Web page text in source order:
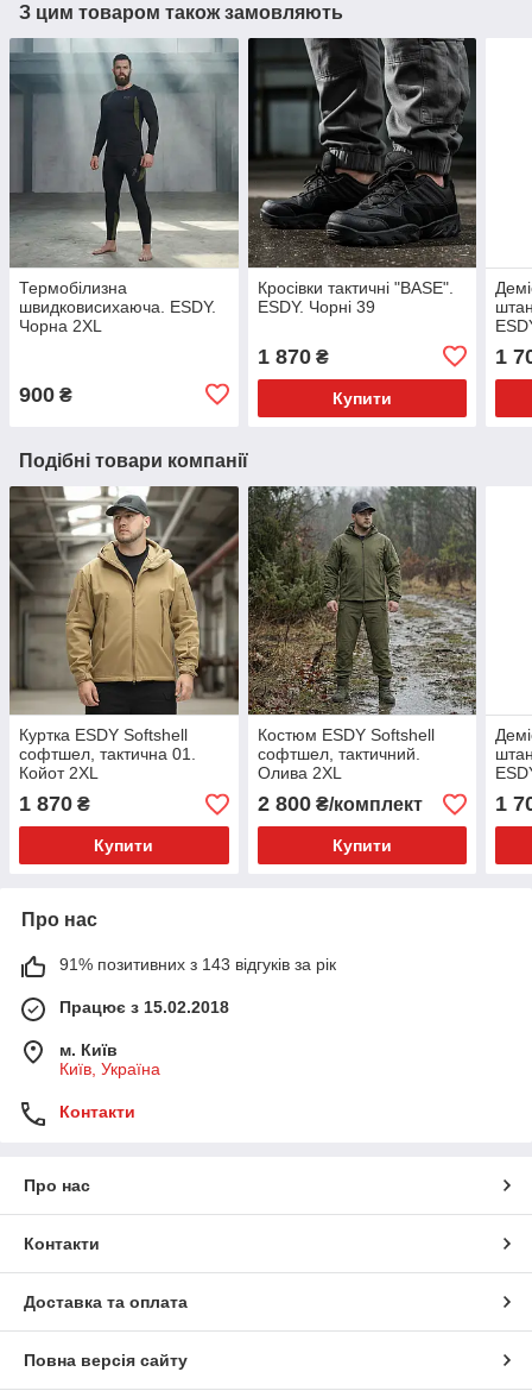
З цим товаром також замовляють
Термобілизна
швидковисихаюча. ESDY.
Чорна 2XL
900 ₴
Кросівки тактичні "BASE".
ESDY. Чорні 39
1 870₴
Купити
1
Подібні товари компанії
Куртка ESDY Softshell
софтшел, тактична 01.
Койот 2XL
1 870 ₴
Купити
Костюм ESDY Softshell
софтшел, тактичний.
Олива 2XL
2 800₴/комплект
Купити
1
Про нас
91% позитивних з 143 відгуків за рік
Працює з 15.02.2018
м. Київ
Київ, Україна
Контакти
Про нас
Контакти
Доставка та оплата
Повна версія сайту